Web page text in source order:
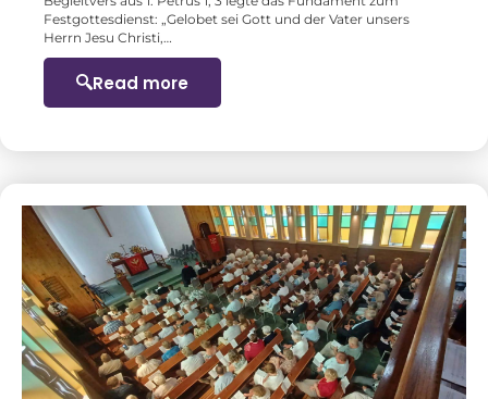
Festgottesdienst: „Gelobet sei Gott und der Vater unsers
Herrn Jesu Christi,…
Read more